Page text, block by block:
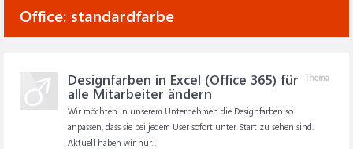
Office: standardfarbe
Thema
Designfarben in Excel (Office 365) für
alle Mitarbeiter ändern
Wir möchten in unserem Unternehmen die Designfarben so
anpassen, dass sie bei jedem User sofort unter Start zu sehen sind.
Aktuell haben wir nur...